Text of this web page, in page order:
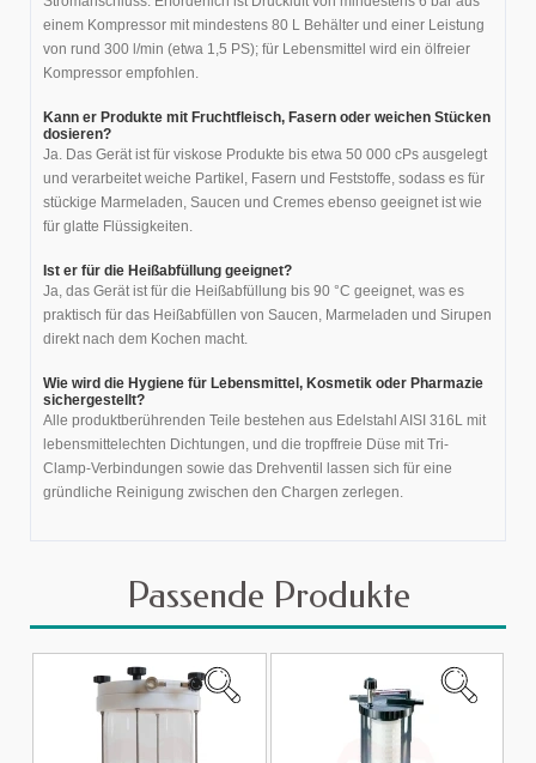
einem Kompressor mit mindestens 80 L Behälter und einer Leistung
von rund 300 l/min (etwa 1,5 PS); für Lebensmittel wird ein ölfreier
Kompressor empfohlen.
Kann er Produkte mit Fruchtfleisch, Fasern oder weichen Stücken
dosieren?
Ja. Das Gerät ist für viskose Produkte bis etwa 50 000 cPs ausgelegt
und verarbeitet weiche Partikel, Fasern und Feststoffe, sodass es für
stückige Marmeladen, Saucen und Cremes ebenso geeignet ist wie
für glatte Flüssigkeiten.
Ist er für die Heißabfüllung geeignet?
Ja, das Gerät ist für die Heißabfüllung bis 90 °C geeignet, was es
praktisch für das Heißabfüllen von Saucen, Marmeladen und Sirupen
direkt nach dem Kochen macht.
Wie wird die Hygiene für Lebensmittel, Kosmetik oder Pharmazie
sichergestellt?
Alle produktberührenden Teile bestehen aus Edelstahl AISI 316L mit
lebensmittelechten Dichtungen, und die tropffreie Düse mit Tri-
Clamp-Verbindungen sowie das Drehventil lassen sich für eine
gründliche Reinigung zwischen den Chargen zerlegen.
Passende Produkte